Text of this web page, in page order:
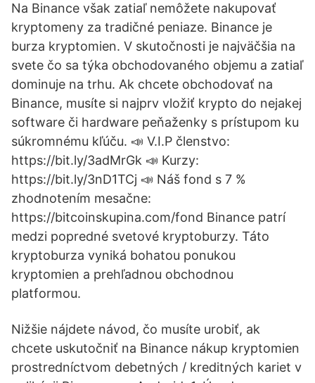
Na Binance však zatiaľ nemôžete nakupovať
kryptomeny za tradičné peniaze. Binance je
burza kryptomien. V skutočnosti je najväčšia na
svete čo sa týka obchodovaného objemu a zatiaľ
dominuje na trhu. Ak chcete obchodovať na
Binance, musíte si najprv vložiť krypto do nejakej
software či hardware peňaženky s prístupom ku
súkromnému kľúču. 📣 V.I.P členstvo:
https://bit.ly/3adMrGk 📣 Kurzy:
https://bit.ly/3nD1TCj 📣 Náš fond s 7 %
zhodnotením mesačne:
https://bitcoinskupina.com/fond Binance patrí
medzi popredné svetové kryptoburzy. Táto
kryptoburza vyniká bohatou ponukou
kryptomien a prehľadnou obchodnou
platformou.
Nižšie nájdete návod, čo musíte urobiť, ak
chcete uskutočniť na Binance nákup kryptomien
prostredníctvom debetných / kreditných kariet v